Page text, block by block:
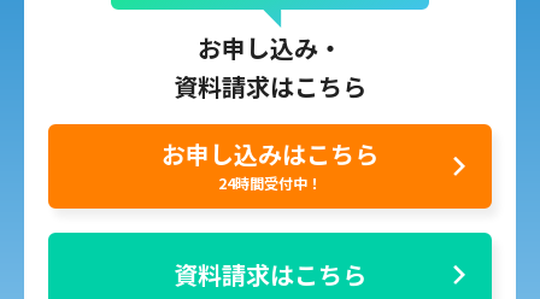
お申し込み・
資料請求はこちら
お申し込みはこちら
24時間受付中！
資料請求はこちら